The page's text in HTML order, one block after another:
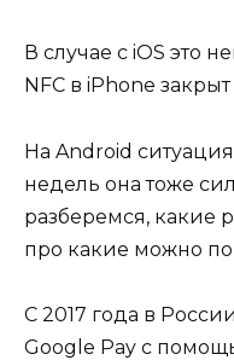
В случае с iOS это
NFC в iPhone
На Android
недель она тоже
разберемся, какие
про какие можно
С 2017 года в
Google Pay с